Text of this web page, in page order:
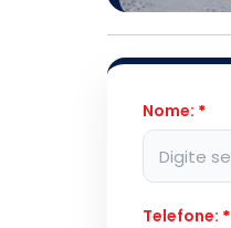
Nome: *
Telefone: *